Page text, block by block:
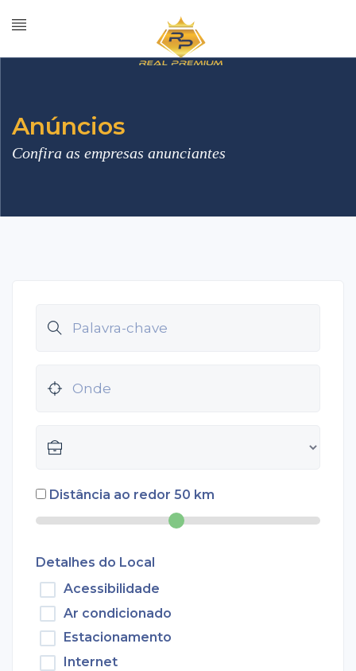
Anúncios
Confira as empresas anunciantes
Distância ao redor 50 km
Detalhes do Local
Acessibilidade
Ar condicionado
Estacionamento
Internet